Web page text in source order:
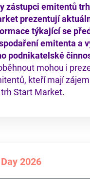
zástupci emitentů
prezentují
týkající se
emitenta a
podnikatelské
mohou i
kteří mají
trh Start Market.
2026